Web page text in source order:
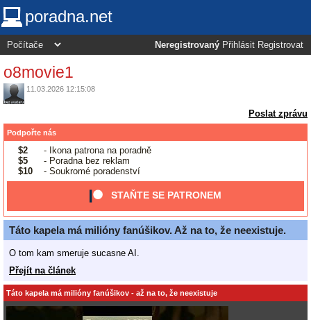
poradna.net
Neregistrovaný Přihlásit Registrovat
o8movie1
11.03.2026 12:15:08
Poslat zprávu
Podpořte nás
$2
- Ikona patrona na poradně
$5
- Poradna bez reklam
$10
- Soukromé poradenství
STAŇTE SE PATRONEM
Táto kapela má milióny fanúšikov. Až na to, že neexistuje.
O tom kam smeruje sucasne AI.
Přejít na článek
Táto kapela má milióny fanúšikov - až na to, že neexistuje